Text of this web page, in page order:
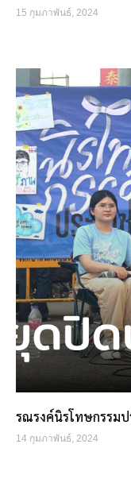
15 กุมภาพันธ์, 2024
รณรงค์นิรโทษกรรม
14 กุมภาพันธ์, 2024